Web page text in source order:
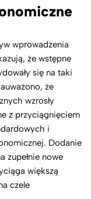
wprowadzenia
że wstępne
się na taki
że
wzrosły
z przyciągnięciem
i
Dodanie
zupełnie nowe
większą
czele